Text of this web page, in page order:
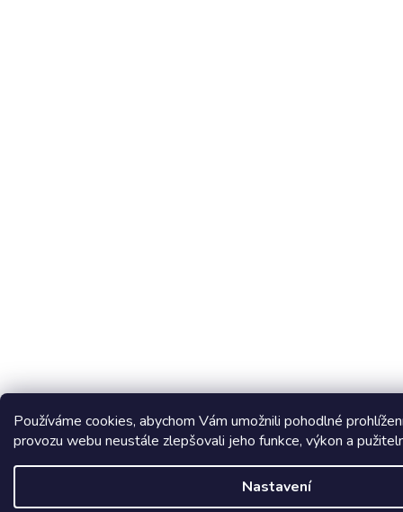
Používáme cookies, abychom Vám umožnili pohodlné
provozu webu neustále zlepšovali jeho funkce, výkon a
Nastavení